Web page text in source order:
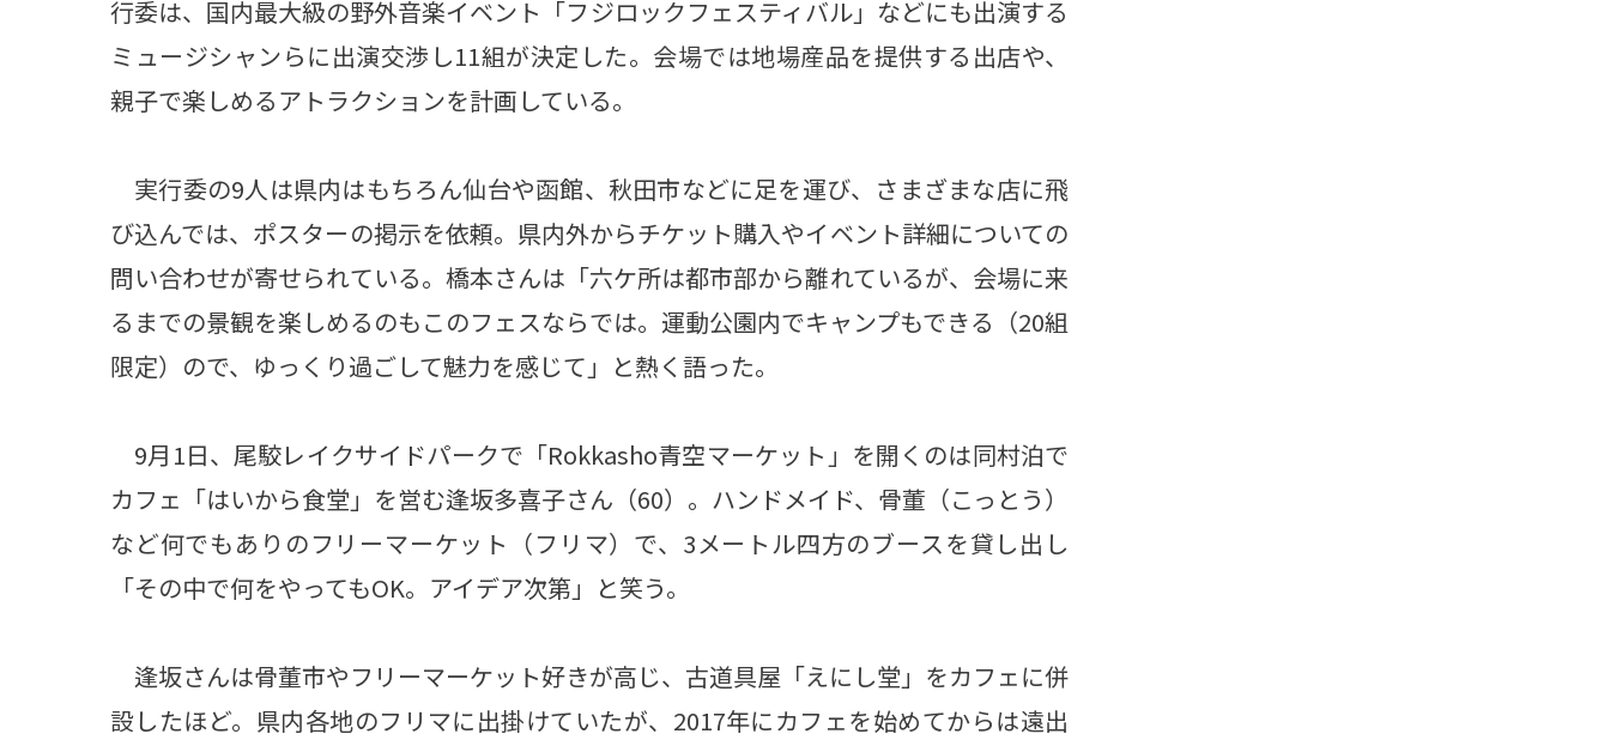
行委は、国内最大級の野外音楽イベント「フジロックフェスティバル」などにも出演する
ミュージシャンらに出演交渉し11組が決定した。会場では地場産品を提供する出店や、
親子で楽しめるアトラクションを計画している。
実行委の9人は県内はもちろん仙台や函館、秋田市などに足を運び、さまざまな店に飛
び込んでは、ポスターの掲示を依頼。県内外からチケット購入やイベント詳細についての
問い合わせが寄せられている。橋本さんは「六ケ所は都市部から離れているが、会場に来
るまでの景観を楽しめるのもこのフェスならでは。運動公園内でキャンプもできる（20組
限定）ので、ゆっくり過ごして魅力を感じて」と熱く語った。
9月1日、尾駮レイクサイドパークで「Rokkasho青空マーケット」を開くのは同村泊で
カフェ「はいから食堂」を営む逢坂多喜子さん（60）。ハンドメイド、骨董（こっとう）
など何でもありのフリーマーケット（フリマ）で、3メートル四方のブースを貸し出し
「その中で何をやってもOK。アイデア次第」と笑う。
逢坂さんは骨董市やフリーマーケット好きが高じ、古道具屋「えにし堂」をカフェに併
設したほど。県内各地のフリマに出掛けていたが、2017年にカフェを始めてからは遠出